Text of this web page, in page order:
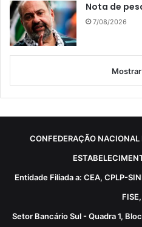
Nota de
7/08/2026
CONFEDERAÇÃO NACIONAL
Entidade Filiada a: CEA, CPLP-
Setor Bancário Sul - Quadra 1,